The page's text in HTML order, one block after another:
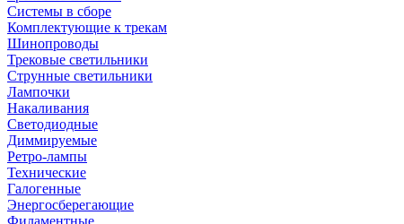
Системы в сборе
Комплектующие к трекам
Шинопроводы
Трековые светильники
Струнные светильники
Лампочки
Накаливания
Светодиодные
Диммируемые
Ретро-лампы
Технические
Галогенные
Энергосберегающие
Филаментные